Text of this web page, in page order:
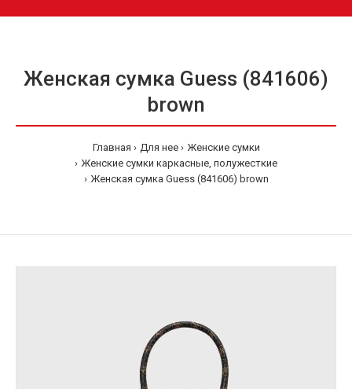
Женская сумка Guess (841606)
brown
Главная Для нее
Женские сумки
Женские сумки каркасные, полужесткие
Женская сумка Guess (841606) brown